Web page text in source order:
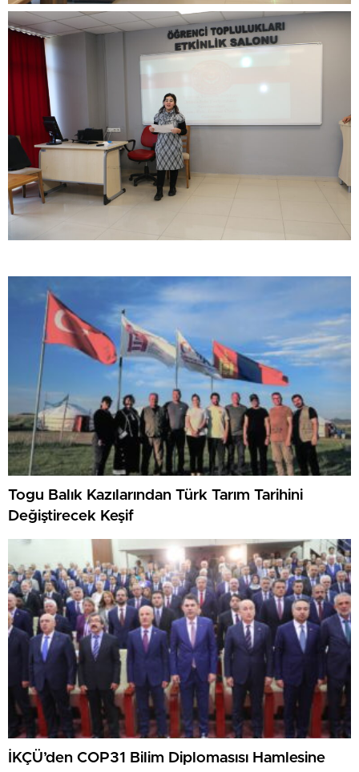
Togu Balık Kazılarından Türk Tarım Tarihini
Değiştirecek Keşif
İKÇÜ’den COP31 Bilim Diplomasısı Hamlesine